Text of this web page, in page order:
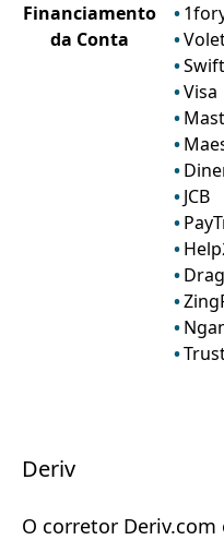
Financiamento
da Conta
Swift
Visa
JCB
Deriv
O corretor